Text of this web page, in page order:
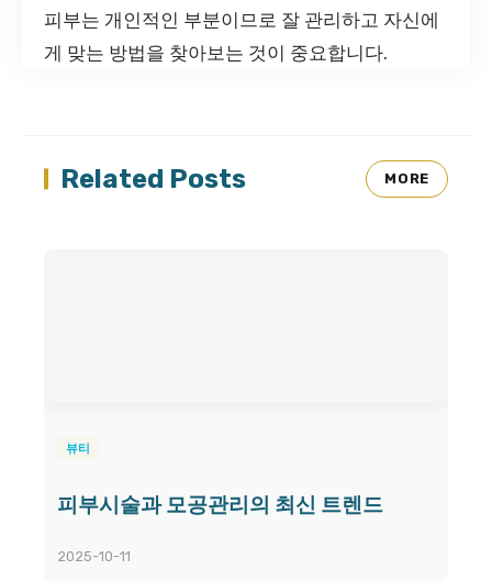
피부는 개인적인 부분이므로 잘 관리하고 자신에
게 맞는 방법을 찾아보는 것이 중요합니다.
Related Posts MORE
뷰티
피부시술과 모공관리의 최신 트렌드
2025-10-11